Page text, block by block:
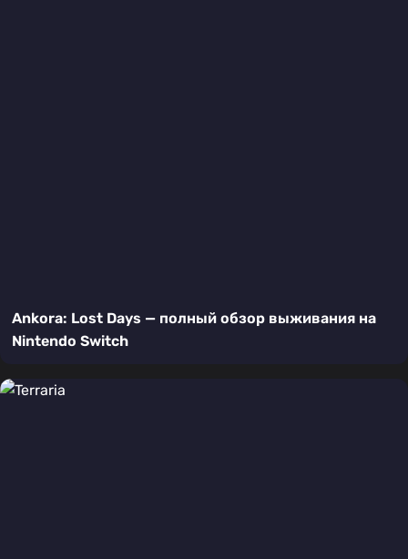
Ankora: Lost Days — полный обзор выживания на
Nintendo Switch